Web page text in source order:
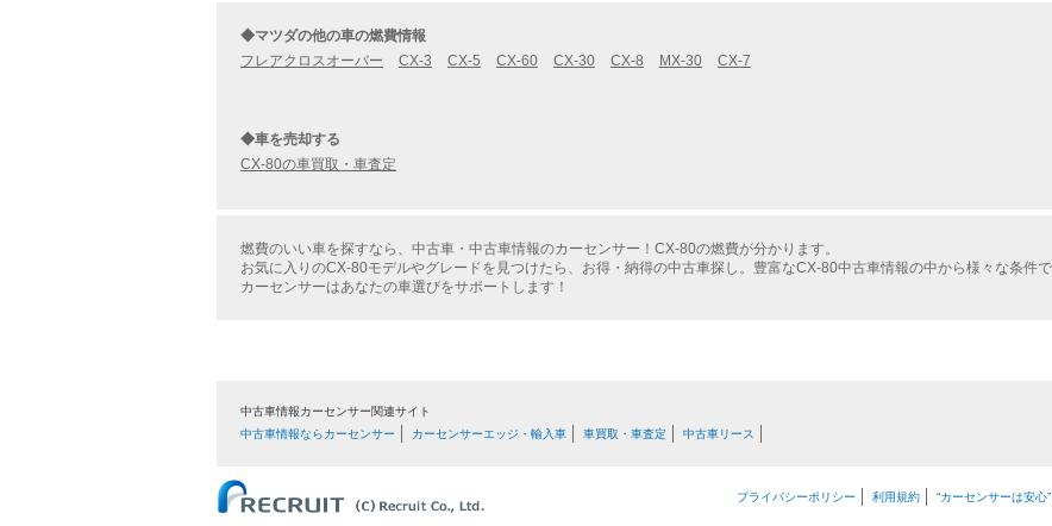
◆マツダの他の車の燃費情報
フレアクロスオーバー
CX-3 CX-5 CX-60 CX-30 CX-8 MX-30 CX-7
◆車を売却する
CX-80の車買取・車査定
燃費のいい車を探すなら、中古車・中古車情報のカーセンサー！CX-80の燃費が分かります。
お気に入りのCX-80モデルやグレードを見つけたら、お得・納得の中古車探し。豊富なCX-80中古車情報の中から様々な条件で
カーセンサーはあなたの車選びをサポートします！
中古車情報カーセンサー関連サイト
中古車情報ならカーセンサー
カーセンサーエッジ・輸入車 車買取・車査定 中古車リース
プライバシーポリシー 利用規約 “カーセンサーは安心